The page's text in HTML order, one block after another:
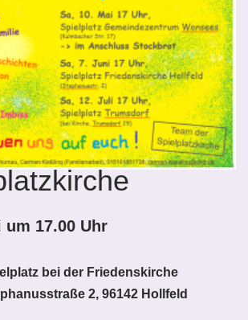
um 17.00 Uhr
bei der Friedenskirche
2, 96142 Hollfeld